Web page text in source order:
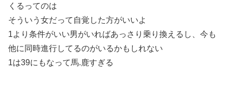
くるってのは
そういう女だって自覚した方がいいよ
1より条件がいい男がいればあっさり乗り換えるし、今も
他に同時進行してるのがいるかもしれない
1は39にもなって馬.鹿すぎる